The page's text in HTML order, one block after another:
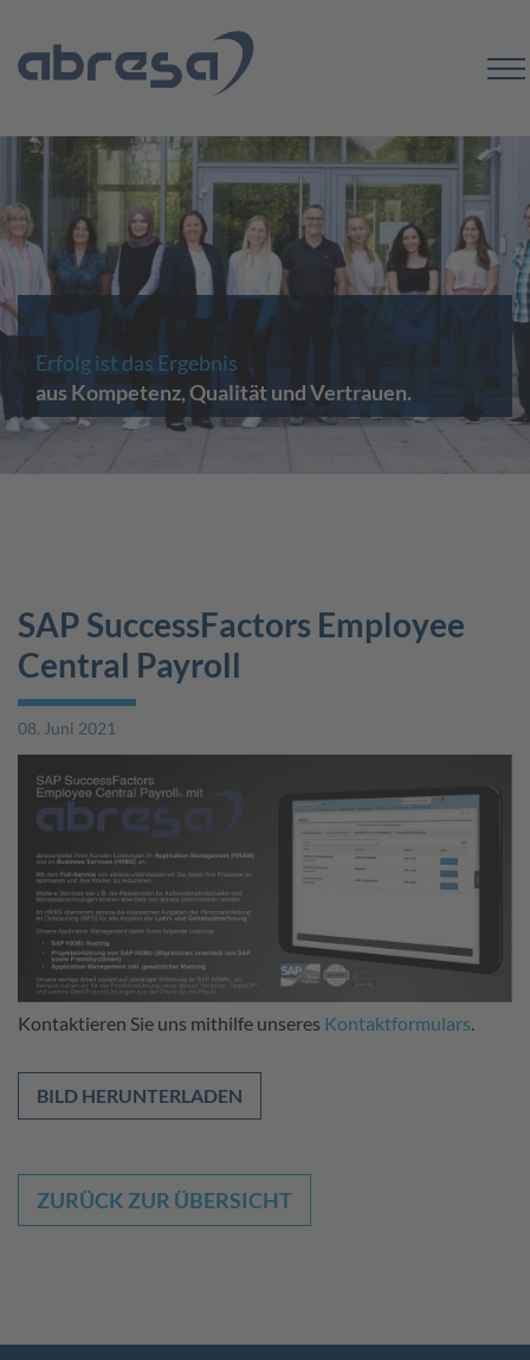
Erfolg ist das Ergebnis
aus Kompetenz, Qualität und Vertrauen.
SAP SuccessFactors Employee
Central Payroll
08. Juni 2021
Kontaktieren Sie uns mithilfe unseres Kontaktformulars.
BILD HERUNTERLADEN
ZURÜCK ZUR ÜBERSICHT